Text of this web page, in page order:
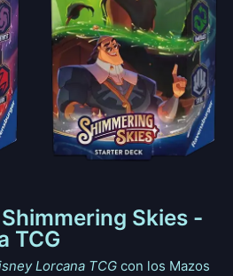
Skies -
TCG
Lorcana TCG con los Mazos